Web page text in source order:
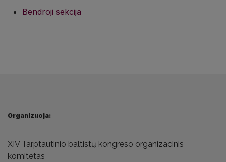
Bendroji sekcija
Organizuoja:
XIV Tarptautinio baltistų kongreso organizacinis
komitetas